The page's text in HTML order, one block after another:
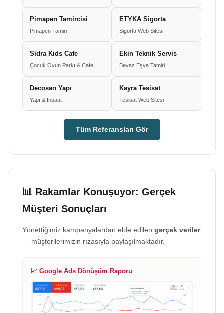
Pimapen Tamircisi
Pimapen Tamiri
ETYKA Sigorta
Sigorta Web Sitesi
Sidra Kids Cafe
Çocuk Oyun Parkı & Cafe
Ekin Teknik Servis
Beyaz Eşya Tamiri
Decosan Yapı
Yapı & İnşaat
Kayra Tesisat
Tesisat Web Sitesi
Tüm Referansları Gör
📊 Rakamlar Konuşuyor: Gerçek
Müşteri Sonuçları
Yönettiğimiz kampanyalardan elde edilen gerçek veriler
— müşterilerimizin rızasıyla paylaşılmaktadır.
📈 Google Ads Dönüşüm Raporu